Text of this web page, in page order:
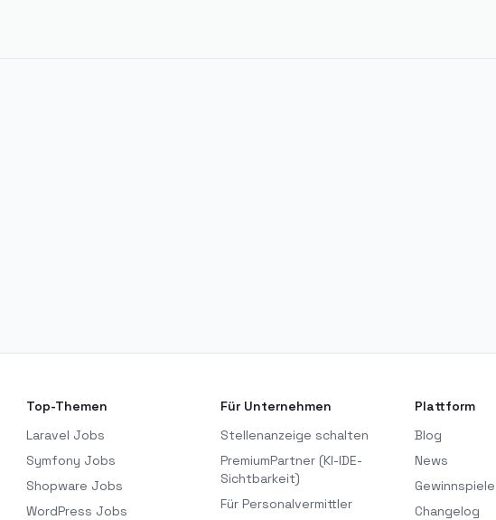
Top-Themen
Laravel Jobs
Symfony Jobs
Shopware Jobs
WordPress Jobs
Für Unternehmen
Stellenanzeige schalten
PremiumPartner (KI-IDE-
Sichtbarkeit)
Für Personalvermittler
Plattform
Blog
News
Gewinnspiele
Changelog